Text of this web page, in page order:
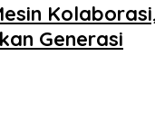
Generasi